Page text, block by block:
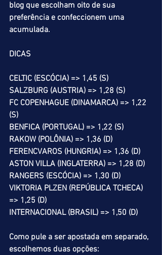
blog que escolham oito de sua
preferência e confeccionem uma
acumulada.
DICAS
CELTIC (ESCÓCIA) => 1,45 (S)
SALZBURG (AUSTRIA) => 1,28 (S)
FC COPENHAGUE (DINAMARCA) => 1,22
(S)
BENFICA (PORTUGAL) => 1,22 (S)
RAKOW (POLÔNIA) => 1,36 (D)
FERENCVAROS (HUNGRIA) => 1,36 (D)
ASTON VILLA (INGLATERRA) => 1,28 (D)
RANGERS (ESCÓCIA) => 1,30 (D)
VIKTORIA PLZEN (REPÚBLICA TCHECA)
=> 1,25 (D)
INTERNACIONAL (BRASIL) => 1,50 (D)
Como pule a ser apostada em separado,
escolhemos duas opções: